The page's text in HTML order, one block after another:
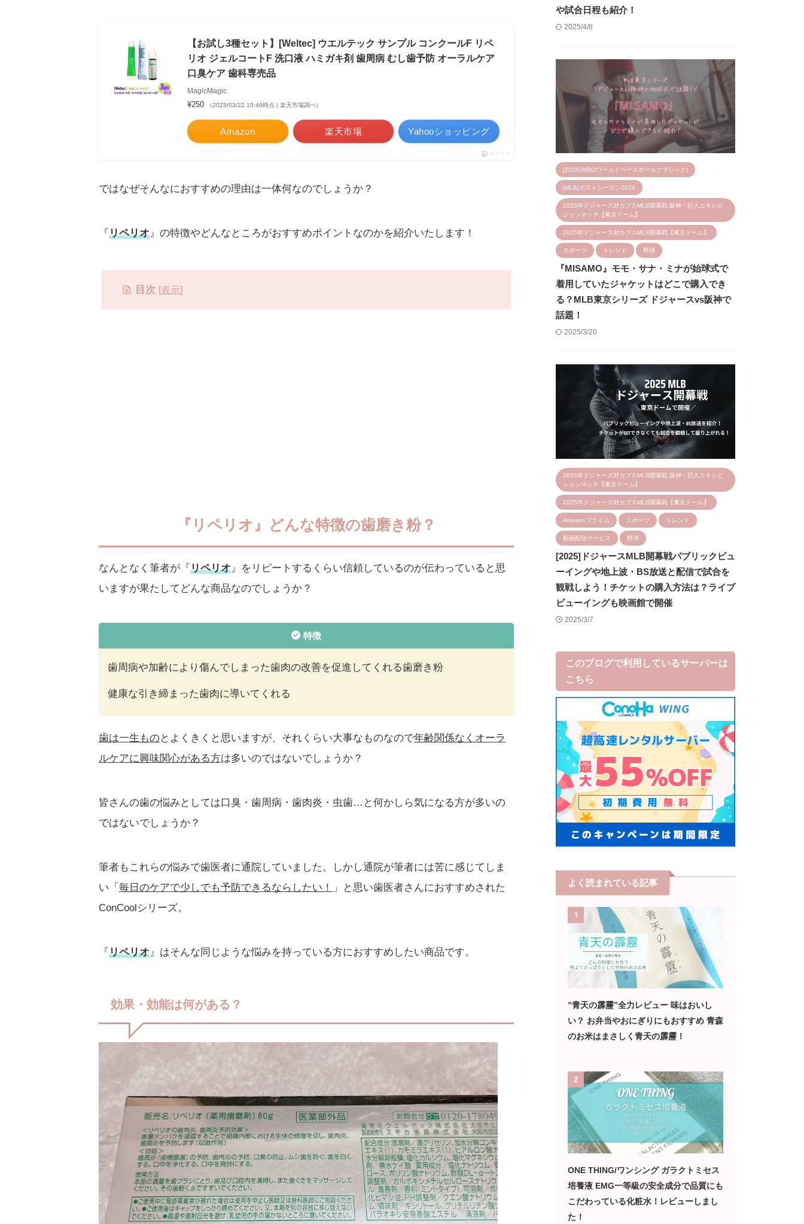
【お試し3種セット】[Weltec] ウエルテック サンプル コンクールF リペ
リオ ジェルコートF 洗口液 ハミガキ剤 歯周病 むし歯予防 オーラルケア
口臭ケア 歯科専売品
MagicMagic
¥250 （2023/03/22 10:46時点 | 楽天市場調べ）
Amazon 楽天市場 Yahooショッピング
ポチップ
ではなぜそんなにおすすめの理由は一体何なのでしょうか？
『 リペリオ』の特徴やどんなところがおすすめポイントなのかを紹介いたします！
目次 [表示]
『リペリオ』どんな特徴の歯磨き粉？
なんとなく筆者が『 リペリオ』をリピートするくらい信頼しているのが伝わっていると思
いますが果たしてどんな商品なのでしょうか？
特徴
歯周病や加齢により傷んでしまった歯肉の改善を促進してくれる歯磨き粉
健康な引き締まった歯肉に導いてくれる
歯は一生ものとよくきくと思いますが、それくらい大事なものなので年齢関係なくオーラ
ルケアに興味関心がある方は多いのではないでしょうか？
皆さんの歯の悩みとしては口臭・歯周病・歯肉炎・虫歯…と何かしら気になる方が多いの
ではないでしょうか？
筆者もこれらの悩みで歯医者に通院していました。しかし通院が筆者には苦に感じてしま
い「 毎日のケアで少しでも予防できるならしたい！
」と思い歯医者さんにおすすめされた
ConCoolシリーズ。
『 リペリオ』はそんな同じような悩みを持っている方におすすめしたい商品です。
効果・効能は何がある？
や試合日程も紹介！
2025/4/8
[2026]WBC(ワールドベースボールクラシック)
[MLB]ポストシーズン2024
2025年ドジャース対カブスMLB開幕戦 阪神・巨人エキシビ
ションマッチ【東京ドーム】
2025年ドジャース対カブスMLB開幕戦【東京ドーム】
スポーツ トレンド 野球
『MISAMO』モモ・サナ・ミナが始球式で
着用していたジャケットはどこで購入でき
る？MLB東京シリーズ ドジャースvs阪神で
話題！
2025/3/20
2025年ドジャース対カブスMLB開幕戦 阪神・巨人エキシビ
ションマッチ【東京ドーム】
2025年ドジャース対カブスMLB開幕戦【東京ドーム】
Amazonプライム スポーツ トレンド
動画配信サービス 野球
[2025]ドジャースMLB開幕戦パブリックビュ
ーイングや地上波・BS放送と配信で試合を
観戦しよう！チケットの購入方法は？ライブ
ビューイングも映画館で開催
2025/3/7
このブログで利用しているサーバーは
こちら
よく読まれている記事
1
”青天の霹靂”全力レビュー 味はおいし
い？ お弁当やおにぎりにもおすすめ 青森
のお米はまさしく青天の霹靂！
2
ONE THING/ワンシング ガラクトミセス
培養液 EMG一等級の安全成分で品質にも
こだわっている化粧水！レビューしまし
た！